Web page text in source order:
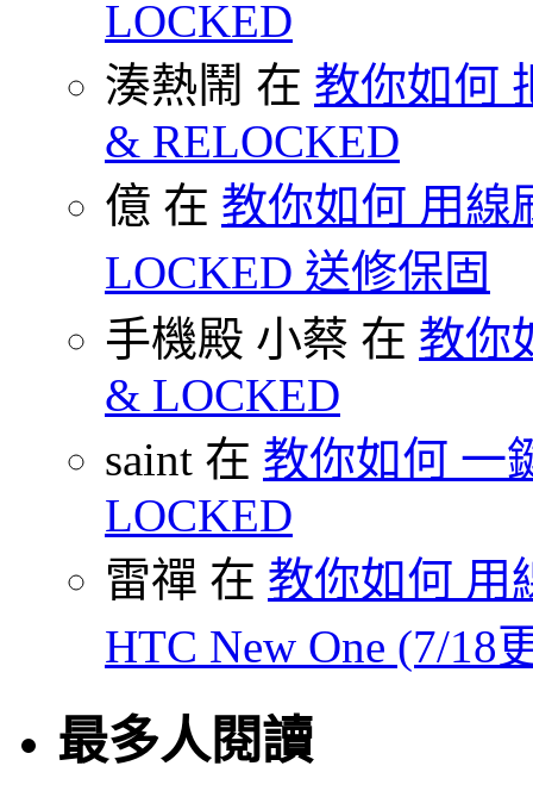
LOCKED
湊熱鬧 在 教你如何
& RELOCKED
億 在 教你如何 用線
LOCKED 送修保固
手機殿 小蔡 在 教你
& LOCKED
saint 在 教你如何 一
LOCKED
雷禪 在 教你如何 用
HTC New One (7/18
最多人閱讀